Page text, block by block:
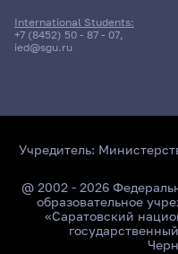
International Students:
+7 (8452) 50 - 87 - 07,
ied@sgu.ru
Учредитель:
@ 2002 - 2026
образовательное
«Саратовский